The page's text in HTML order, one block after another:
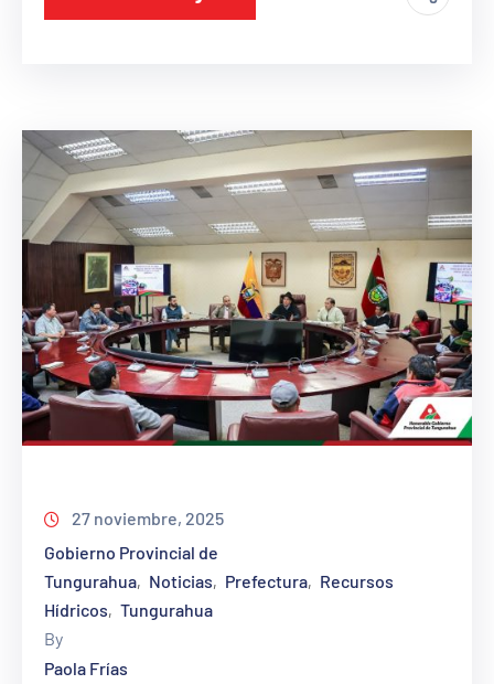
27 noviembre, 2025
Gobierno Provincial de
Tungurahua‚ Noticias‚ Prefectura‚ Recursos
Hídricos‚ Tungurahua
By
Paola Frías